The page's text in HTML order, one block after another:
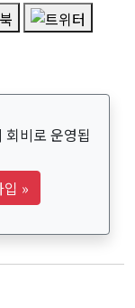
비로 운영됩
»